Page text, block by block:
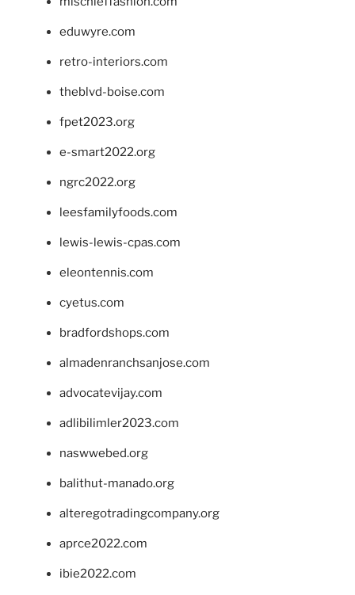
eduwyre.com
retro-interiors.com
theblvd-boise.com
fpet2023.org
e-smart2022.org
ngrc2022.org
leesfamilyfoods.com
lewis-lewis-cpas.com
eleontennis.com
cyetus.com
bradfordshops.com
almadenranchsanjose.com
advocatevijay.com
adlibilimler2023.com
naswwebed.org
balithut-manado.org
alteregotradingcompany.org
aprce2022.com
ibie2022.com